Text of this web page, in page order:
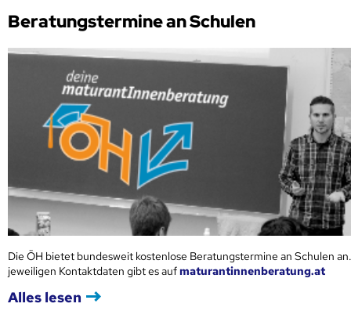
Beratungstermine an Schulen
Die ÖH bietet bundesweit kostenlose Beratungstermine an Schulen
jeweiligen Kontaktdaten gibt es aufmaturantinnenberatung.at
Alles lesen